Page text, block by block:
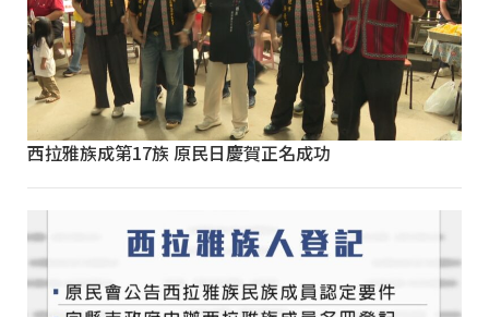
西拉雅族成第17族 原民日慶賀正名成功